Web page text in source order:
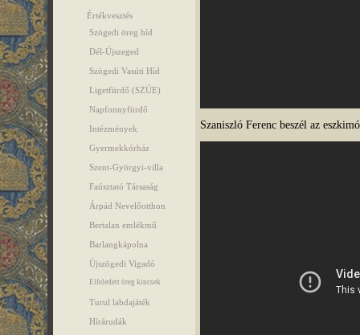
Értékvesztés
Szögedi öreg híd
Dél-Újszeged
Szögedi Vasúti Híd
Ligetfürdő (SZÚE)
Napfonnyfürdő
Intézmények
Gyermekkórház
Szent-Györgyi-villa
Faúsztató Társaság
Árpád Nevelőotthon
Bertalan emlékmű
Barlangkápolna
Újszögedi Vigadó
Elfeledett öreg kincsek
Turul labdajáték
Hírárudák
Szaniszló Ferenc beszél az